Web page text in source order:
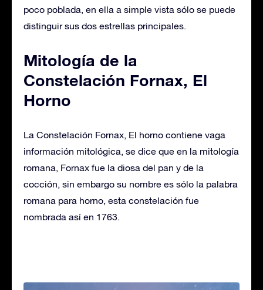
poco poblada, en ella a simple vista sólo se puede
distinguir sus dos estrellas principales.
Mitología de la
Constelación Fornax, El
Horno
La Constelación Fornax, El horno contiene vaga
información mitológica, se dice que en la mitología
romana, Fornax fue la diosa del pan y de la
cocción, sin embargo su nombre es sólo la palabra
romana para horno, esta constelación fue
nombrada así en 1763.